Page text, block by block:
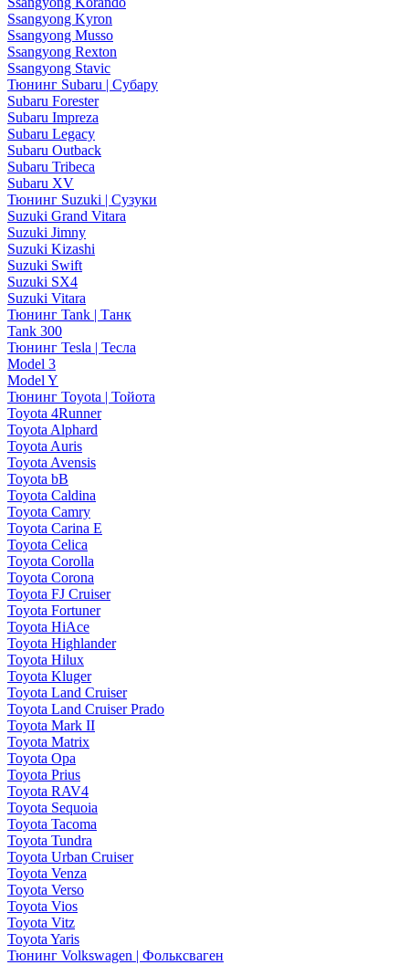
Ssangyong Kyron
Ssangyong Musso
Ssangyong Rexton
Ssangyong Stavic
Тюнинг Subaru | Субару
Subaru Forester
Subaru Impreza
Subaru Legacy
Subaru Outback
Subaru Tribeca
Subaru XV
Тюнинг Suzuki | Сузуки
Suzuki Grand Vitara
Suzuki Jimny
Suzuki Kizashi
Suzuki Swift
Suzuki SX4
Suzuki Vitara
Тюнинг Tank | Танк
Tank 300
Тюнинг Tesla | Тесла
Model 3
Model Y
Тюнинг Toyota | Тойота
Toyota 4Runner
Toyota Alphard
Toyota Auris
Toyota Avensis
Toyota bB
Toyota Caldina
Toyota Camry
Toyota Carina E
Toyota Celica
Toyota Corolla
Toyota Corona
Toyota FJ Cruiser
Toyota Fortuner
Toyota HiAce
Toyota Highlander
Toyota Hilux
Toyota Kluger
Toyota Land Cruiser
Toyota Land Cruiser Prado
Toyota Mark II
Toyota Matrix
Toyota Opa
Toyota Prius
Toyota RAV4
Toyota Sequoia
Toyota Tacoma
Toyota Tundra
Toyota Urban Cruiser
Toyota Venza
Toyota Verso
Toyota Vios
Toyota Vitz
Toyota Yaris
Тюнинг Volkswagen | Фольксваген